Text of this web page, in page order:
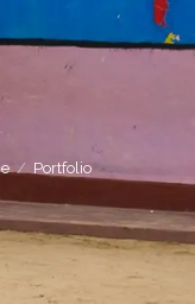
Portfolio